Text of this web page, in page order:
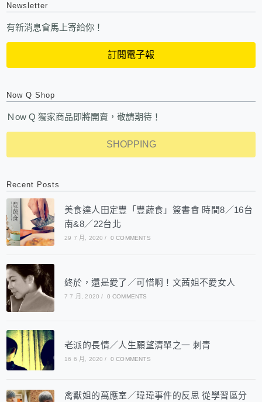
Newsletter
有新消息會馬上寄給你！
訂閱電子報
Now Q Shop
Ｎow Q 獨家商品即將開賣，敬請期待！
SHOPPING
Recent Posts
美食達人田定豐「豐蔬食」簽書會 時間8／16台
南&8／22台北
29 7 月, 2020 / 0 COMMENTS
終於，還是愛了／可惜啊！文茜姐不愛女人
7 7 月, 2020 / 0 COMMENTS
老派的長情／人生願望清單之一 刺青
16 6 月, 2020 / 0 COMMENTS
禽獸姐的萬應室／瑋瑋事件的反思 從學習區分